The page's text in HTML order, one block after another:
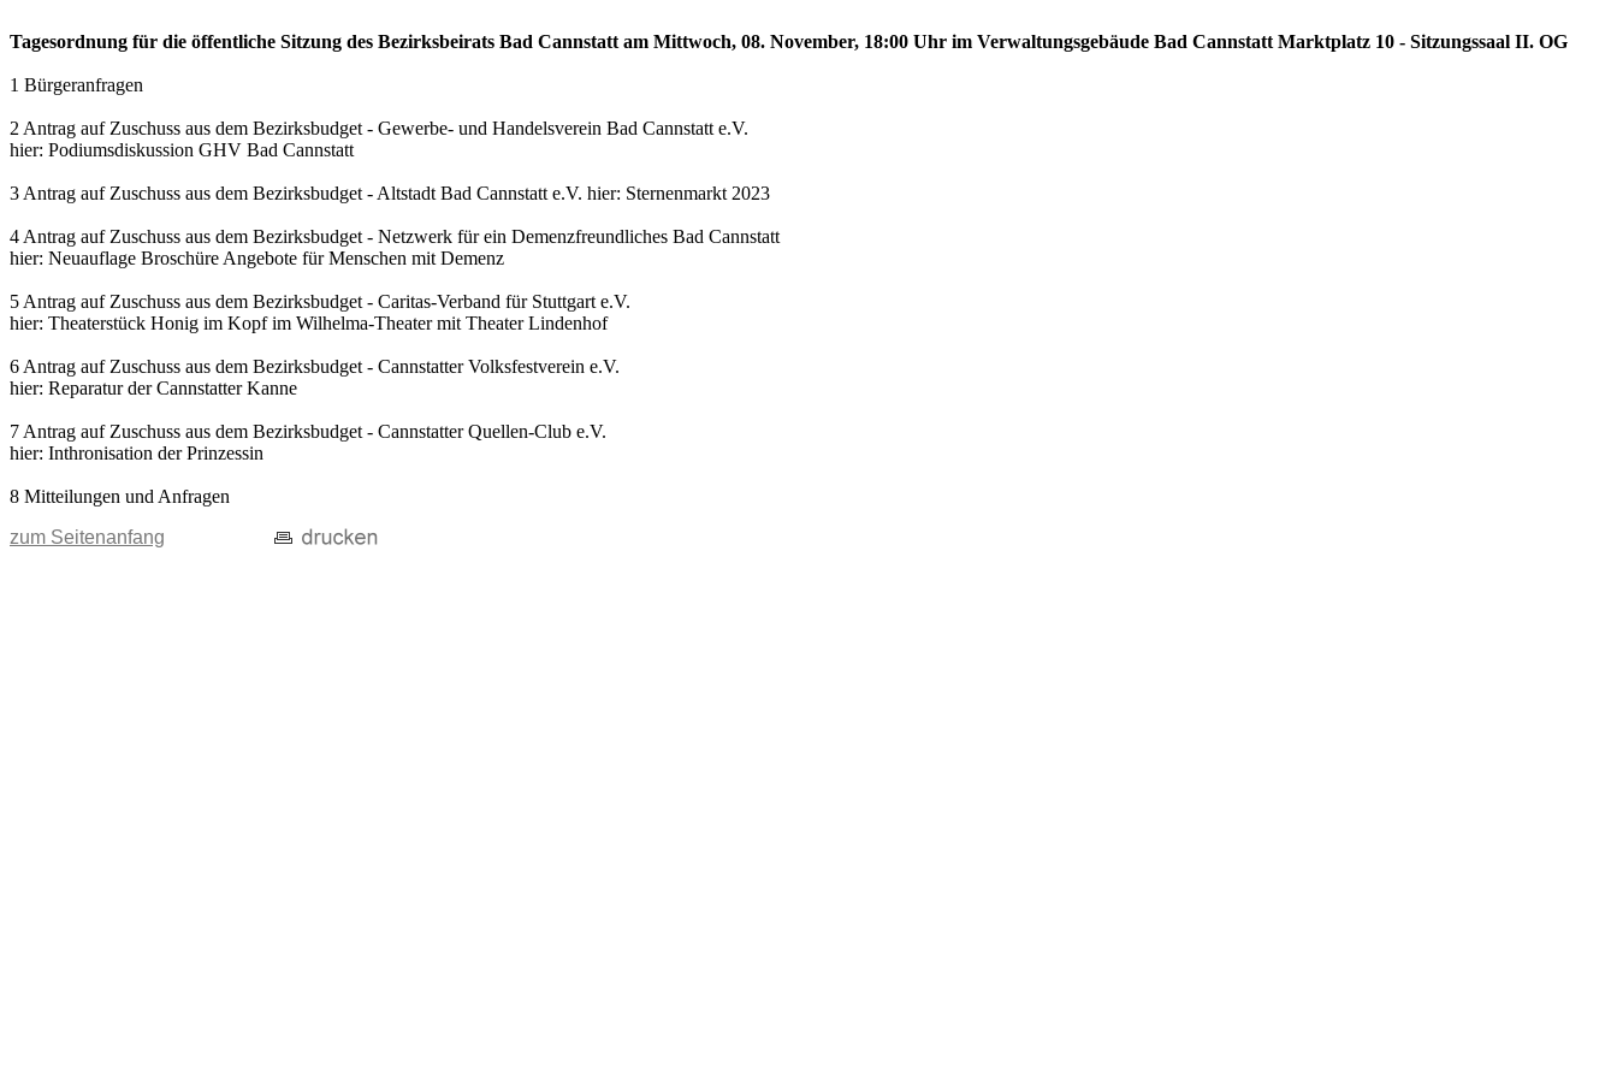
Tagesordnung für die öffentliche Sitzung des Bezirksbeirats Bad Cannstatt am Mittwoch, 08. November, 18:00 Uhr im Verwaltungsgebäude Bad Cannstatt Marktplatz 10 - Sitzungssaal II. OG
1 Bürgeranfragen
2 Antrag auf Zuschuss aus dem Bezirksbudget - Gewerbe- und Handelsverein Bad Cannstatt e.V.
hier: Podiumsdiskussion GHV Bad Cannstatt
3 Antrag auf Zuschuss aus dem Bezirksbudget - Altstadt Bad Cannstatt e.V. hier: Sternenmarkt 2023
4 Antrag auf Zuschuss aus dem Bezirksbudget - Netzwerk für ein Demenzfreundliches Bad Cannstatt
hier: Neuauflage Broschüre Angebote für Menschen mit Demenz
5 Antrag auf Zuschuss aus dem Bezirksbudget - Caritas-Verband für Stuttgart e.V.
hier: Theaterstück Honig im Kopf im Wilhelma-Theater mit Theater Lindenhof
6 Antrag auf Zuschuss aus dem Bezirksbudget - Cannstatter Volksfestverein e.V.
hier: Reparatur der Cannstatter Kanne
7 Antrag auf Zuschuss aus dem Bezirksbudget - Cannstatter Quellen-Club e.V.
hier: Inthronisation der Prinzessin
8 Mitteilungen und Anfragen
zum Seitenanfang